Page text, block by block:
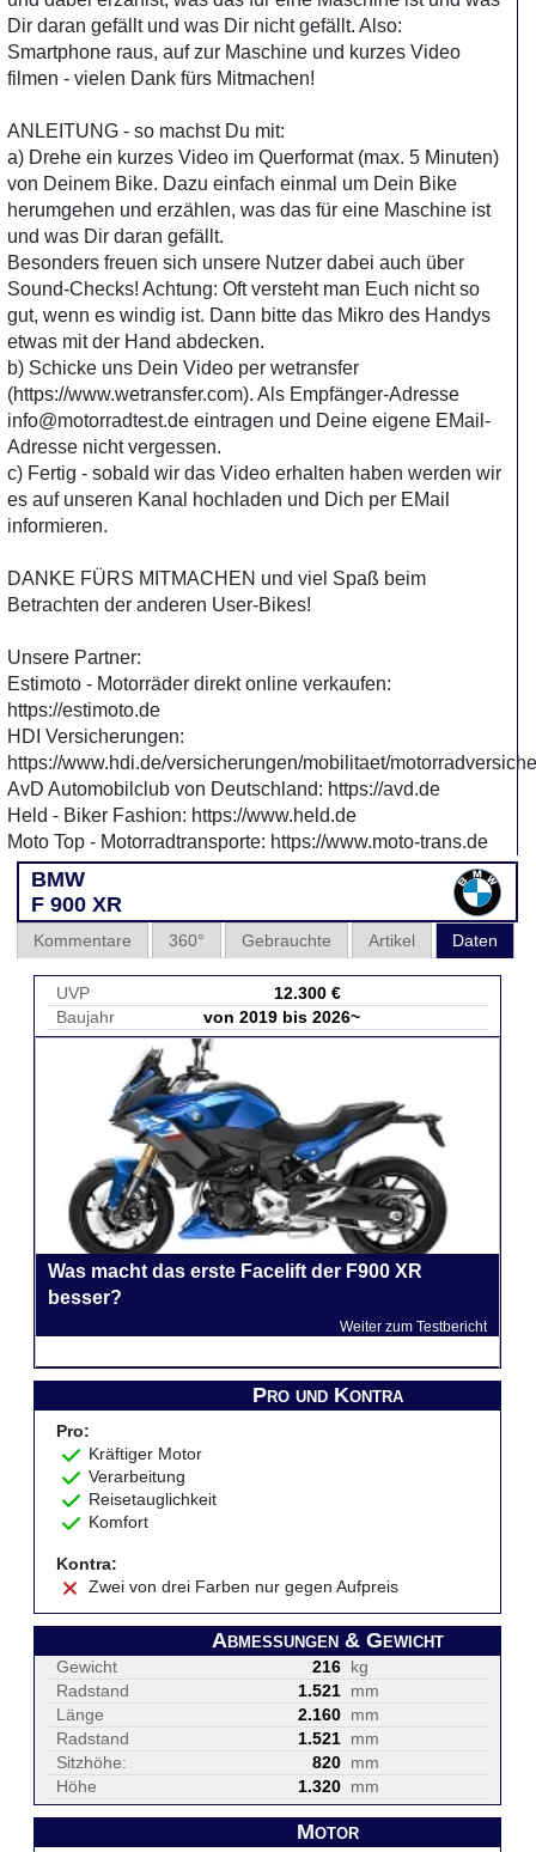
Dir daran gefällt und was Dir nicht gefällt. Also:
Smartphone raus, auf zur Maschine und kurzes Video
filmen - vielen Dank fürs Mitmachen!
ANLEITUNG - so machst Du mit:
a) Drehe ein kurzes Video im Querformat (max. 5 Minuten)
von Deinem Bike. Dazu einfach einmal um Dein Bike
herumgehen und erzählen, was das für eine Maschine ist
und was Dir daran gefällt.
Besonders freuen sich unsere Nutzer dabei auch über
Sound-Checks! Achtung: Oft versteht man Euch nicht so
gut, wenn es windig ist. Dann bitte das Mikro des Handys
etwas mit der Hand abdecken.
b) Schicke uns Dein Video per wetransfer
(https://www.wetransfer.com). Als Empfänger-Adresse
info@motorradtest.de eintragen und Deine eigene EMail-
Adresse nicht vergessen.
c) Fertig - sobald wir das Video erhalten haben werden wir
es auf unseren Kanal hochladen und Dich per EMail
informieren.
DANKE FÜRS MITMACHEN und viel Spaß beim
Betrachten der anderen User-Bikes!
Unsere Partner:
Estimoto - Motorräder direkt online verkaufen:
https://estimoto.de
HDI Versicherungen:
https://www.hdi.de/versicherungen/mobilitaet/
AvD Automobilclub von Deutschland: https://avd.de
Held - Biker Fashion: https://www.held.de
Moto Top - Motorradtransporte: https://www.moto-trans.de
BMW
F 900 XR
Daten
Artikel
Gebrauchte
360°
Kommentare
UVP
12.300 €
Baujahr
von 2019 bis 2026~
Was macht das erste Facelift der F900 XR
besser?
Weiter zum Testbericht
Pro und Kontra
Pro:
Kräftiger Motor
Verarbeitung
Reisetauglichkeit
Komfort
Kontra:
Zwei von drei Farben nur gegen Aufpreis
Abmessungen & Gewicht
Gewicht 216 kg
Radstand
1.521 mm
Länge
2.160 mm
Radstand
1.521 mm
Sitzhöhe:
820 mm
Höhe
1.320 mm
Motor